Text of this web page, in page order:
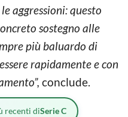
aggressioni: questo
sostegno alle
più baluardo di
rapidamente e con
conclude.
recenti diSerie C